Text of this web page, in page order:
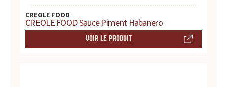
t
CREOLE FOOD
CREOLE FOOD Sauce Piment Habanero
VOIR LE PRODUIT